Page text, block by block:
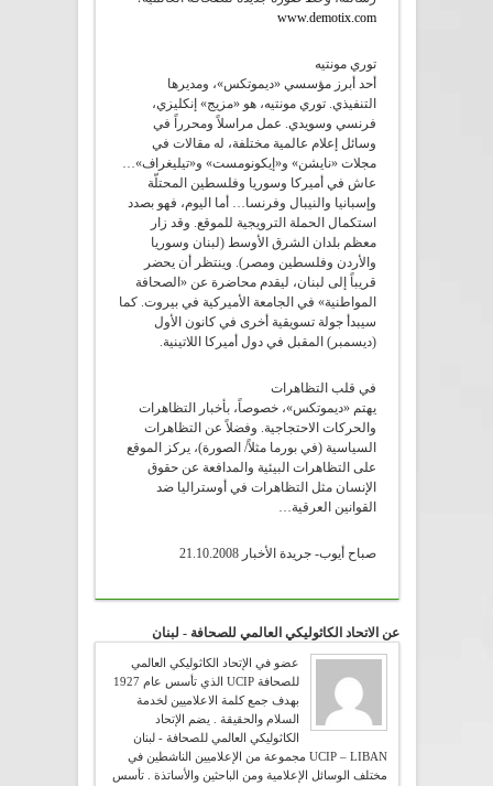
www.demotix.com
توري مونتيه
أحد أبرز مؤسسي «ديموتكس»، ومديرها
التنفيذي. توري مونتيه، هو «مزيج» إنكليزي،
فرنسي وسويدي. عمل مراسلاً ومحرراً في
وسائل إعلام عالمية مختلفة، له مقالات في
مجلات «نايشن» و«إيكونومست» و«تيليغراف»…
عاش في أميركا وسوريا وفلسطين المحتلّة
وإسبانيا والنيبال وفرنسا… أما اليوم، فهو بصدد
استكمال الحملة الترويجية للموقع. وقد زار
معظم بلدان الشرق الأوسط (لبنان وسوريا
والأردن وفلسطين ومصر). وينتظر أن يحضر
قريباً إلى لبنان، ليقدم محاضرة عن «الصحافة
المواطنية» في الجامعة الأميركية في بيروت. كما
سيبدأ جولة تسويقية أخرى في كانون الأول
(ديسمبر) المقبل في دول أميركا اللاتينية.
في قلب التظاهرات
يهتم «ديموتكس»، خصوصاً، بأخبار التظاهرات
والحركات الاحتجاجية. وفضلاً عن التظاهرات
السياسية (في بورما مثلاً/ الصورة)، يركز الموقع
على التظاهرات البيئية والمدافعة عن حقوق
الإنسان مثل التظاهرات في أوستراليا ضد
القوانين العرقية…
صباح أيوب- جريدة الأخبار 21.10.2008
عن الاتحاد الكاثوليكي العالمي للصحافة - لبنان
عضو في الإتحاد الكاثوليكي العالمي
للصحافة UCIP الذي تأسس عام 1927
بهدف جمع كلمة الاعلاميين لخدمة
السلام والحقيقة . يضم الإتحاد
الكاثوليكي العالمي للصحافة - لبنان
UCIP – LIBAN مجموعة من الإعلاميين الناشطين في
مختلف الوسائل الإعلامية ومن الباحثين والأساتذة . تأسس